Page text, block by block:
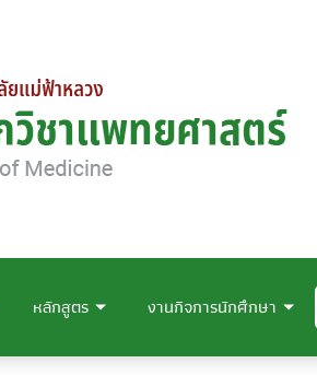
หลักสูตร งานกิจการนักศึกษา